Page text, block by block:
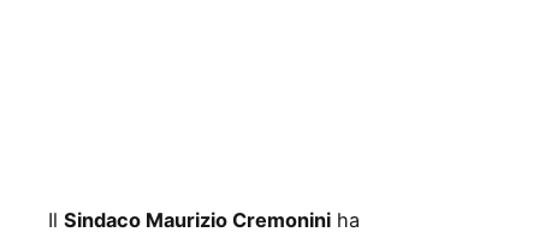
Il Sindaco Maurizio Cremonini ha